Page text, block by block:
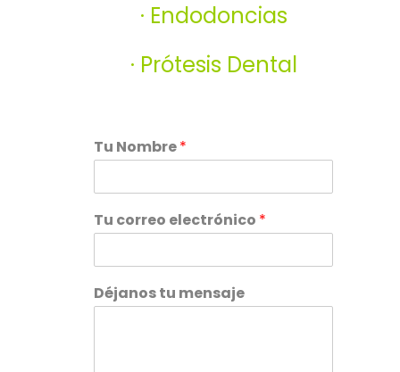
· Endodoncias
· Prótesis Dental
Tu Nombre*
Tu correo electrónico *
Déjanos tu mensaje